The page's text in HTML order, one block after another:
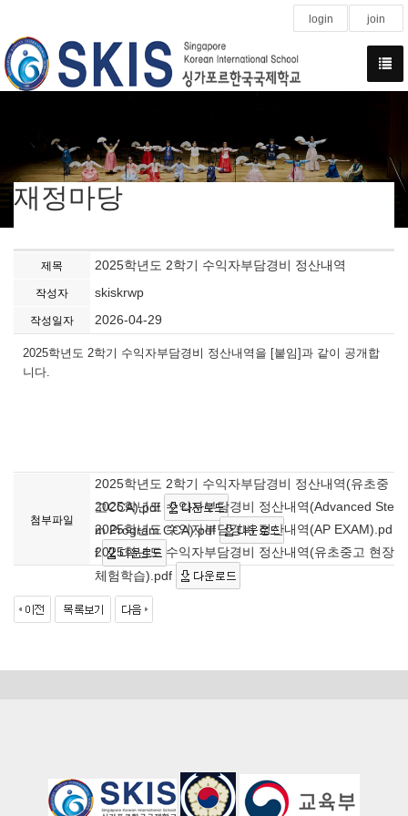
login join
재정마당
제목 2025학년도 2학기 수익자부담경비 정산내역
작성자 skiskrwp
작성일자 2026-04-29
2025학년도 2학기 수익자부담경비 정산내역을 [붙임]과 같이 공개합
니다.
첨부파일
2025학년도 2학기 수익자부담경비 정산내역(유초중
고CCA).pdf
2025학년도 수익자부담경비 정산내역(Advanced Ste
m Program CCA).pdf
2025학년도 수익자부담경비 정산내역(AP EXAM).pd
f2025학년도 수익자부담경비 정산내역(유초중고 현장
체험학습).pdf